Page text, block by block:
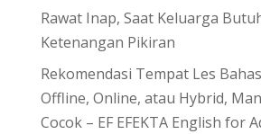
Rawat Inap, Saat Keluarga
Ketenangan Pikiran
Rekomendasi Tempat Les
Offline, Online, atau Hybrid,
Cocok – EF EFEKTA English for